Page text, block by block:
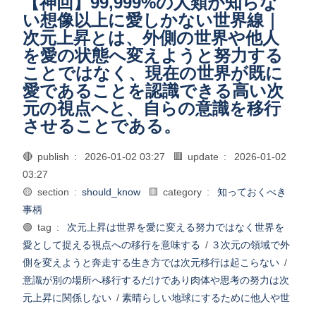
い想像以上に愛しかない世界線｜
次元上昇とは、外側の世界や他人
を愛の状態へ変えようと努力する
ことではなく、現在の世界が既に
愛であることを認識できる高い次
元の視点へと、自らの意識を移行
させることである。
🔴 publish : 2026-01-02 03:27 🟥 update :
2026-01-02
03:27
🟡 section : should_know 🟨 category :
知っておくべき
事柄
🟢 tag :
次元上昇は世界を愛に変える努力ではなく世界を
愛として捉える視点への移行を意味する / ３次元の領域で外
側を変えようと奔走する生き方では次元移行は起こらない /
意識が別の場所へ移行するだけであり肉体や思考の努力は次
元上昇に関係しない / 素晴らしい地球にするために他人や世